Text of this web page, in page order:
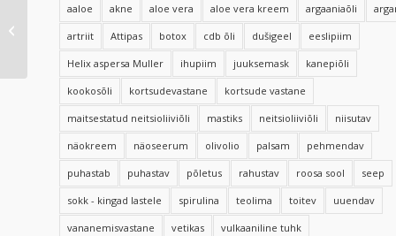
aaloe akne aloe vera aloe vera kreem argaaniaõli
artriit Attipas botox cdb õli dušigeel eeslipiim
Helix aspersa Muller ihupiim juuksemask kanepiõli
kookosõli kortsudevastane kortsude vastane
maitsestatud neitsioliiviõli mastiks neitsioliiviõli niisutav
näokreem näoseerum olivolio palsam pehmendav
puhastab puhastav põletus rahustav roosa sool seep
sokk - kingad lastele spirulina teolima toitev uuendav
vananemisvastane vetikas vulkaaniline tuhk
Olivolio All Night
kortsudevastane
öökreem 50 ml